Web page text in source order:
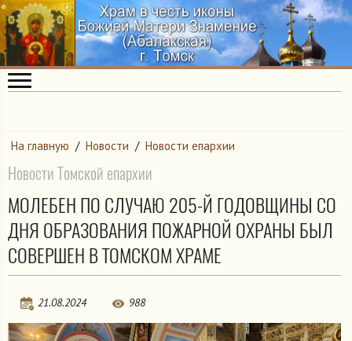
На главную / Новости / Новости епархии
Новости Томской епархии
МОЛЕБЕН ПО СЛУЧАЮ 205-Й ГОДОВЩИНЫ СО
ДНЯ ОБРАЗОВАНИЯ ПОЖАРНОЙ ОХРАНЫ БЫЛ
СОВЕРШЕН В ТОМСКОМ ХРАМЕ
21.08.2024 988